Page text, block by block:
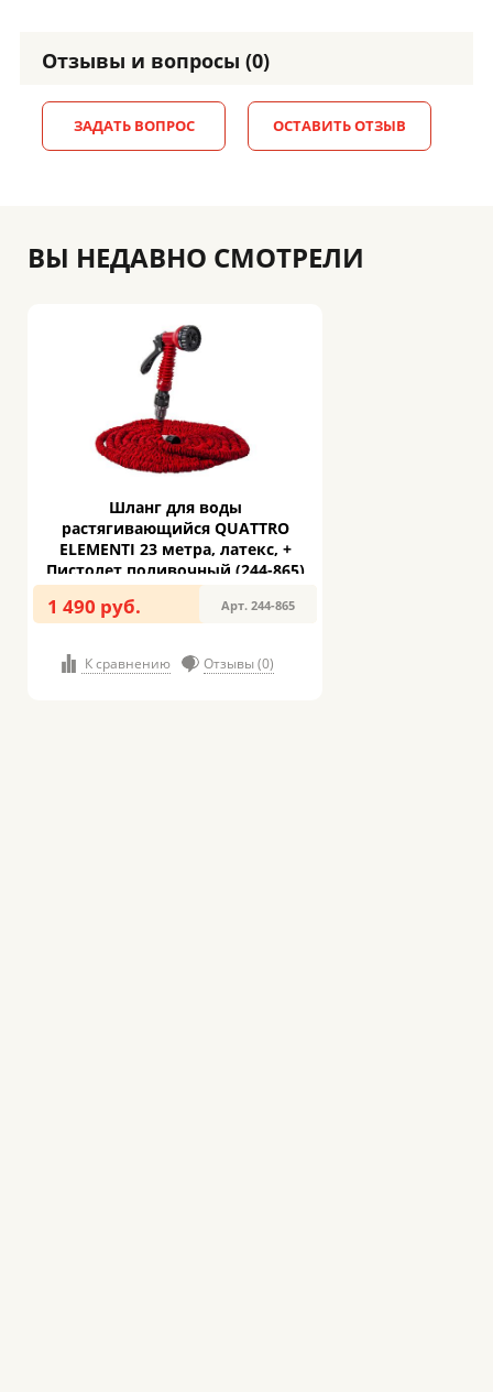
Отзывы и вопросы (0)
ЗАДАТЬ ВОПРОС ОСТАВИТЬ ОТЗЫВ
ВЫ НЕДАВНО СМОТРЕЛИ
Шланг для воды
растягивающийся QUATTRO
ELEMENTI 23 метра, латекс, +
Пистолет поливочный (244-865)
1 490 руб. Арт. 244-865
К сравнению Отзывы (0)